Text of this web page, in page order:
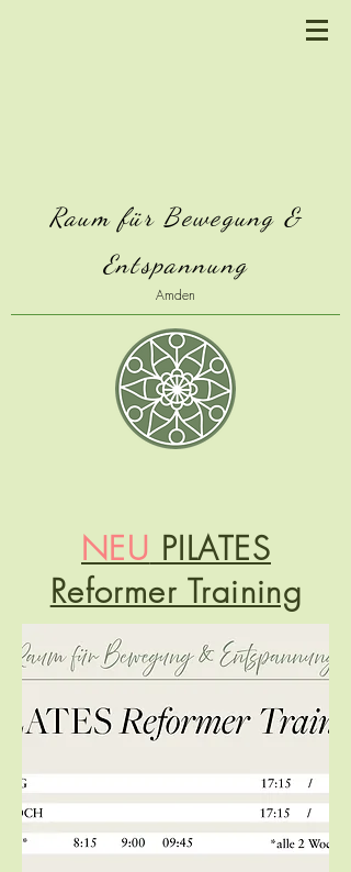
Raum für Bewegung &
Entspannung
Amden
NEU PILATES
Reformer Training